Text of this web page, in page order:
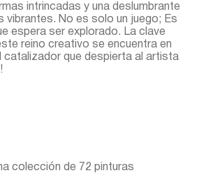
intrincadas y una deslumbrante
vibrantes. No es solo un juego; Es
espera ser explorado. La clave
reino creativo se encuentra en
catalizador que despierta al artista
colección de 72 pinturas